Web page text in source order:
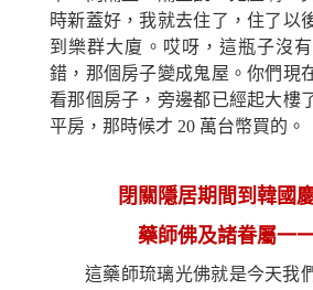
時新蓋好，我就去住了，住了以
到樂群大廈。哎呀，這瓶子沒
錯，那個房子變成鬼屋。你們現
看那個房子，旁邊都已經起大樓
平房，那時候才 20 萬台幣買的。
閉關隱居期間到韓國
藥師佛及諸眷屬一
這藥師琉璃光佛就是今天我